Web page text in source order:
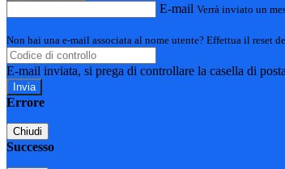
E-mail Verrà inviato un
Non hai una e-mail associata al nome utente? Effettua il reset
E-mail inviata, si prega di controllare la casella di
Errore
Chiudi
Successo